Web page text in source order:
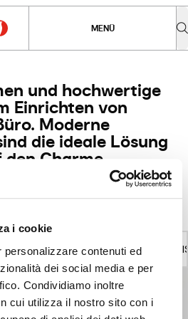
i cookie
contenuti ed
dei social media e per
Condividiamo inoltre
cui utilizza il nostro sito con i
MENÜ
und hochwertige
Einrichten von
Moderne
die ideale Lösung
Charme
nicht
SCHREIBTISCHE